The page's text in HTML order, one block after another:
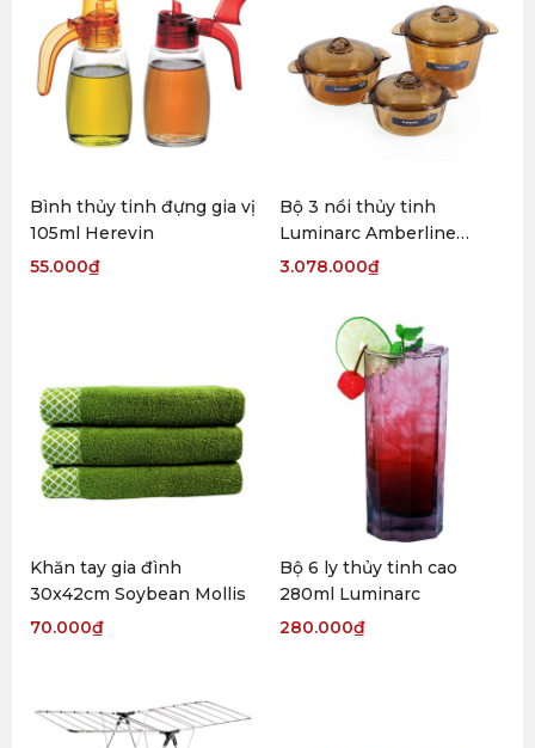
Bình thủy tinh đựng gia vị
105ml Herevin
55.000₫
Bộ 3 nồi thủy tinh
Luminarc Amberline
Trianon Eclipse
3.078.000₫
Khăn tay gia đình
30x42cm Soybean Mollis
70.000₫
Bộ 6 ly thủy tinh cao
280ml Luminarc
280.000₫